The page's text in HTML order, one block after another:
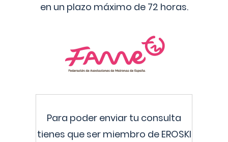
en un plazo máximo de 72 horas.
Para poder enviar tu consulta
tienes que ser miembro de EROSKI